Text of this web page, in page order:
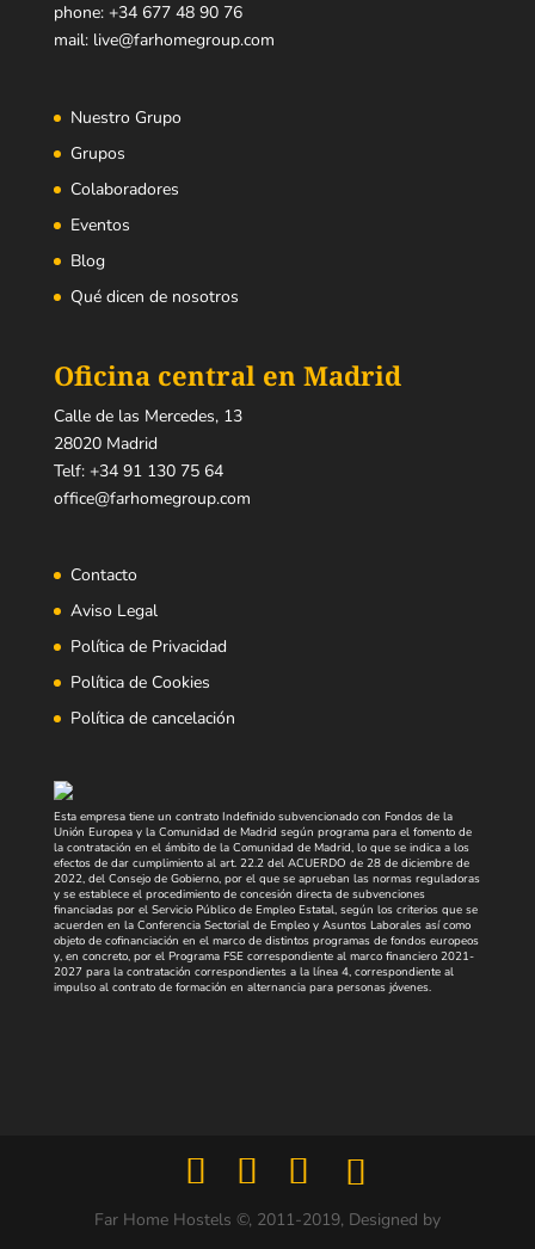
phone: +34 677 48 90 76
mail: live@farhomegroup.com
Nuestro Grupo
Grupos
Colaboradores
Eventos
Blog
Qué dicen de nosotros
Oficina central en Madrid
Calle de las Mercedes, 13
28020 Madrid
Telf: +34 91 130 75 64
office@farhomegroup.com
Contacto
Aviso Legal
Política de Privacidad
Política de Cookies
Política de cancelación
Esta empresa tiene un contrato Indefinido subvencionado con Fondos de la
Unión Europea y la Comunidad de Madrid según programa para el fomento de
la contratación en el ámbito de la Comunidad de Madrid, lo que se indica a los
efectos de dar cumplimiento al art. 22.2 del ACUERDO de 28 de diciembre de
2022, del Consejo de Gobierno, por el que se aprueban las normas reguladoras
y se establece el procedimiento de concesión directa de subvenciones
financiadas por el Servicio Público de Empleo Estatal, según los criterios que se
acuerden en la Conferencia Sectorial de Empleo y Asuntos Laborales así como
objeto de cofinanciación en el marco de distintos programas de fondos europeos
y, en concreto, por el Programa FSE correspondiente al marco financiero 2021-
2027 para la contratación correspondientes a la línea 4, correspondiente al
impulso al contrato de formación en alternancia para personas jóvenes.
Far Home Hostels ©, 2011-2019, Designed by